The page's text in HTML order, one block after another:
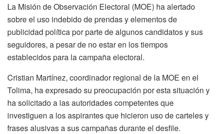
La Misión de Observación Electoral (MOE) ha alertado
sobre el uso indebido de prendas y elementos de
publicidad política por parte de algunos candidatos y sus
seguidores, a pesar de no estar en los tiempos
establecidos para la campaña electoral.
Cristian Martínez, coordinador regional de la MOE en el
Tolima, ha expresado su preocupación por esta situación y
ha solicitado a las autoridades competentes que
investiguen a los aspirantes que hicieron uso de carteles y
frases alusivas a sus campañas durante el desfile.